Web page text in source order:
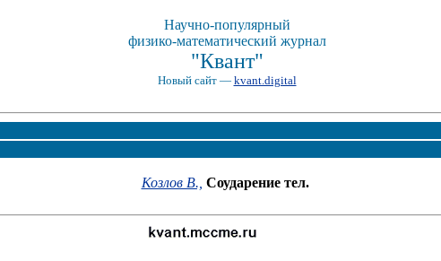
Научно-популярный
физико-математический журнал
"Квант"
Новый сайт — kvant.digital
Козлов В., Соударение тел.